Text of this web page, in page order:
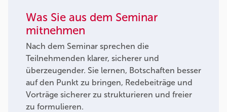
Was Sie aus dem Seminar
mitnehmen
Nach dem Seminar sprechen die
Teilnehmenden klarer, sicherer und
überzeugender. Sie lernen, Botschaften besser
auf den Punkt zu bringen, Redebeiträge und
Vorträge sicherer zu strukturieren und freier
zu formulieren.